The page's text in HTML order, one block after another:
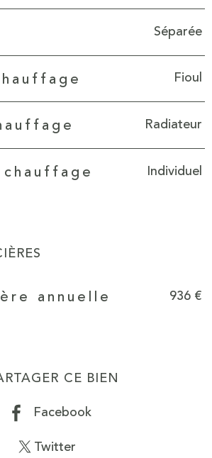
Séparée
Fioul
Radiateur
Individuel
Valeursannuelle 936 €
CE BIEN
Facebook
Twitter